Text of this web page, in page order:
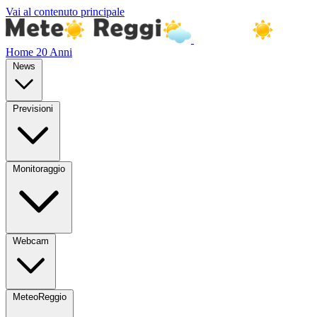
Vai al contenuto principale
Home 20 Anni
News
Previsioni
Monitoraggio
Webcam
MeteoReggio